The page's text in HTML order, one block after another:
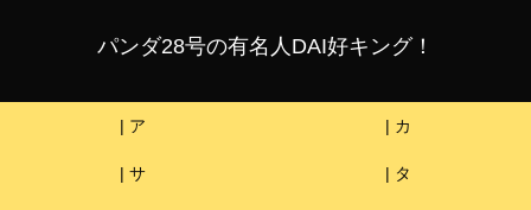
パンダ28号の有名人DAI好キング！
| ア | カ
| サ | タ